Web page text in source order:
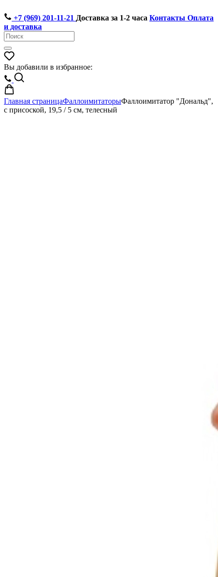
+7 (969) 201-11-21 Доставка за 1-2 часа Контакты Оплата
и доставка
Вы добавили в избранное:
Главная страницаФаллоимитаторыФаллоимитатор "Дональд",
с присоской, 19,5 / 5 см, телесный